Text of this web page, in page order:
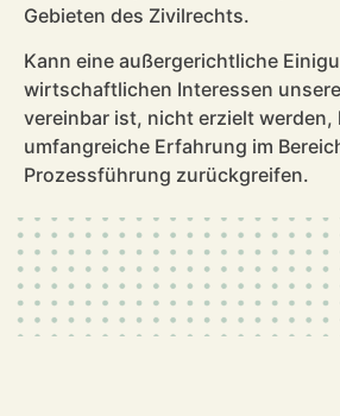
Gebieten des Zivilrechts.
Kann eine außergerichtliche
wirtschaftlichen Interessen
vereinbar ist, nicht erzielt werden,
umfangreiche Erfahrung im
Prozessführung zurückgreifen.